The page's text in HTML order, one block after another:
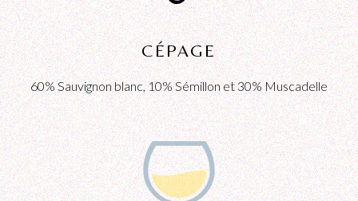
CÉPAGE
60% Sauvignon blanc, 10% Sémillon et 30% Muscadelle